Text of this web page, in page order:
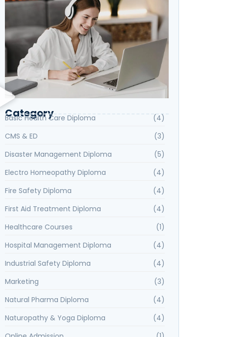
Category
Basic Health Care Diploma
(4)
CMS & ED
(3)
Disaster Management Diploma
(5)
Electro Homeopathy Diploma
(4)
Fire Safety Diploma
(4)
First Aid Treatment Diploma
(4)
Healthcare Courses
(1)
Hospital Management Diploma
(4)
Industrial Safety Diploma
(4)
Marketing
(3)
Natural Pharma Diploma
(4)
Naturopathy & Yoga Diploma
(4)